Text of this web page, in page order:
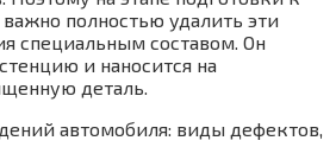
полностью удалить эти
специальным составом. Он
и наносится на
деталь.